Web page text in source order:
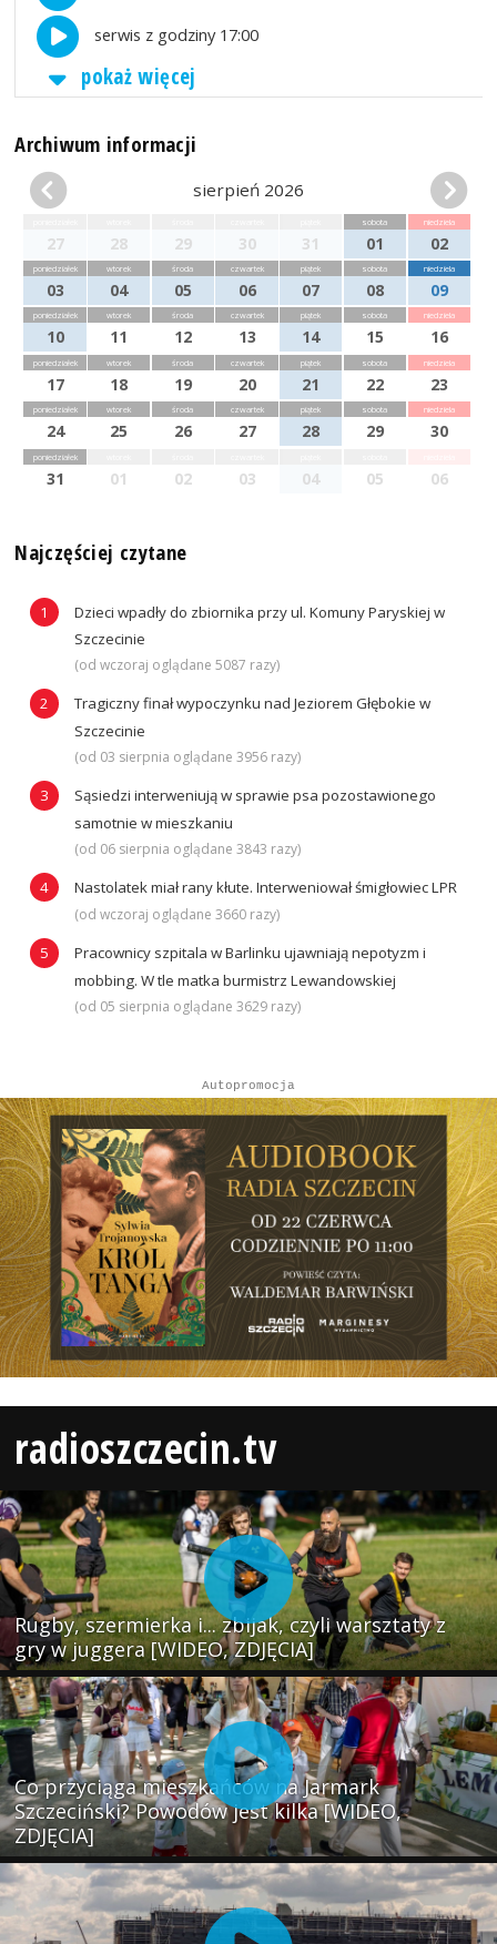
serwis z godziny 17:00
pokaż więcej
Archiwum informacji
sierpień 2026
27 28 29 30 31
sobota
01
niedziela
02
poniedziałek
03
wtorek
04
środa
05
czwartek
06
piątek
07
sobota
08
niedziela
09
poniedziałek
10
wtorek
11
środa
12
czwartek
13
piątek
14
sobota
15
niedziela
16
poniedziałek
17
wtorek
18
środa
19
czwartek
20
piątek
21
sobota
22
niedziela
23
poniedziałek
24
wtorek
25
środa
26
czwartek
27
piątek
28
sobota
29
niedziela
30
poniedziałek
31 01 02 03 04 05 06
Najczęściej czytane
Dzieci wpadły do zbiornika przy ul. Komuny Paryskiej w
Szczecinie
(od wczoraj oglądane 5087 razy)
Tragiczny finał wypoczynku nad Jeziorem Głębokie w
Szczecinie
(od 03 sierpnia oglądane 3956 razy)
Sąsiedzi interweniują w sprawie psa pozostawionego
samotnie w mieszkaniu
(od 06 sierpnia oglądane 3843 razy)
Nastolatek miał rany kłute. Interweniował śmigłowiec LPR
(od wczoraj oglądane 3660 razy)
Pracownicy szpitala w Barlinku ujawniają nepotyzm i
mobbing. W tle matka burmistrz Lewandowskiej
(od 05 sierpnia oglądane 3629 razy)
Autopromocja
radioszczecin.tv
Rugby, szermierka i... zbijak, czyli warsztaty z
gry w juggera [WIDEO, ZDJĘCIA]
Co przyciąga mieszkańców na Jarmark
Szczeciński? Powodów jest kilka [WIDEO,
ZDJĘCIA]